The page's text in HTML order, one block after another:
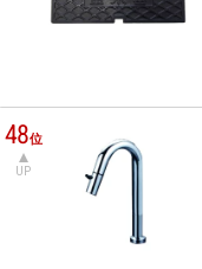
48位
UP